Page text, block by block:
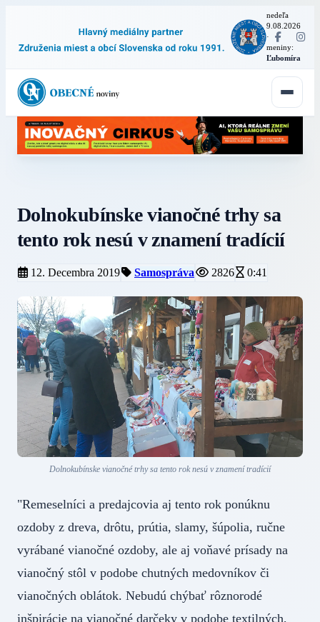
nedeľa
9.08.2026
·
meniny:
Ľubomíra
Dolnokubínske vianočné trhy sa
tento rok nesú v znamení tradícií
12. Decembra 2019 Samospráva 2826 0:41
Dolnokubínske vianočné trhy sa tento rok nesú v znamení tradícií
"Remeselníci a predajcovia aj tento rok ponúknu
ozdoby z dreva, drôtu, prútia, slamy, šúpolia, ručne
vyrábané vianočné ozdoby, ale aj voňavé prísady na
vianočný stôl v podobe chutných medovníkov či
vianočných oblátok. Nebudú chýbať rôznorodé
inšpirácie na vianočné darčeky v podobe textilných,